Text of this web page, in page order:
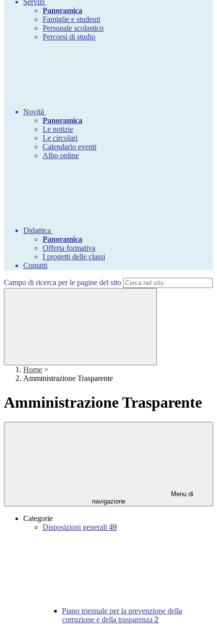
Servizi
Panoramica
Famiglie e studenti
Personale scolastico
Percorsi di studio
Novità
Panoramica
Le notizie
Le circolari
Calendario eventi
Albo online
Didattica
Panoramica
Offerta formativa
I progetti delle classi
Contatti
Campo di ricerca per le pagine del sito
Home >
Amministrazione Trasparente
Amministrazione Trasparente
Menu di
navigazione
Categorie
Disposizioni generali 49
Piano triennale per la prevenzione della
corruzione e della trasparenza 2